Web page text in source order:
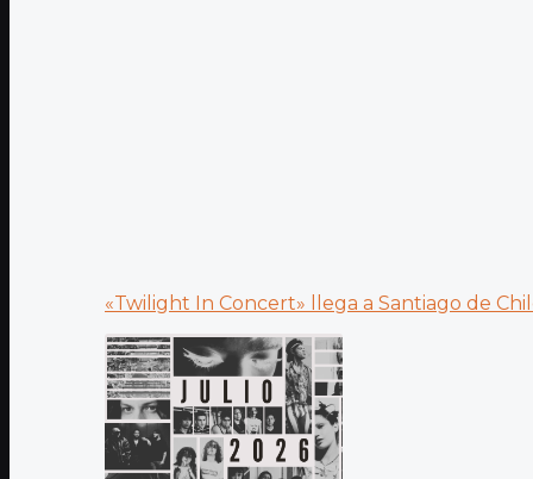
«Twilight In Concert» llega a Santiago de